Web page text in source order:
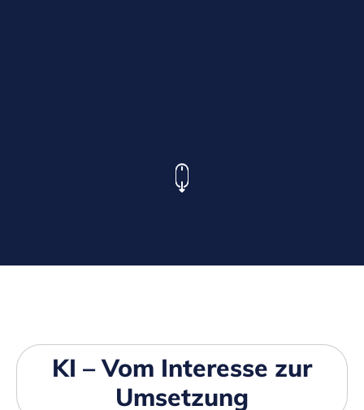
KI – Vom Interesse zur
Umsetzung